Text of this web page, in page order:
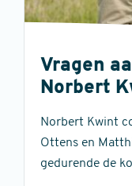
Vragen
Norbert
Norbert Kwint
Ottens en
gedurende de